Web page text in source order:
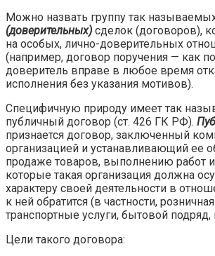
Можно назвать группу так
(доверительных) сделок (договоров),
на особых, лич­но-доверительных
(например, договор поручения — как
доверитель вправе в любое время
исполнения без указания мотивов).
Специфичную природу имеет так
публичный договор (ст. 426 ГК РФ).
признается договор, заключенный
организацией и устанавливающий ее
продаже товаров, выполнению работ
которые такая организация должна
характеру своей деятельности в
к ней обратится (в частности,
транспортные услуги, бытовой подряд,
Цели такого договора: